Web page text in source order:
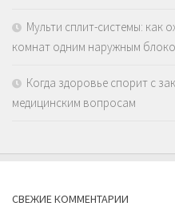
Мульти сплит-системы: как
комнат одним наружным
Когда здоровье спорит с
медицинским вопросам
СВЕЖИЕ КОММЕНТАРИИ